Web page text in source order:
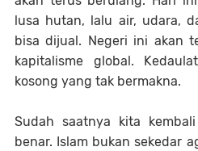
lusa hutan, lalu air, udara,
bisa dijual. Negeri ini akan
kapitalisme global.
kosong yang tak bermakna.
Sudah saatnya kita
benar. Islam bukan sekedar